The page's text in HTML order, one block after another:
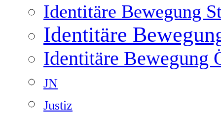
Identitäre Bewegung
Identitäre
Identitäre Bewegung
JN
Justiz